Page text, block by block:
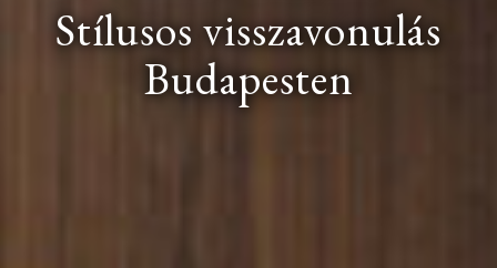
Stílusos visszavonulás
Budapesten